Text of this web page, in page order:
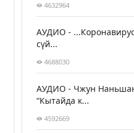
4632964
АУДИО -
сүй...
4688030
АУДИО - Чжун
“Кытайда к...
4592669